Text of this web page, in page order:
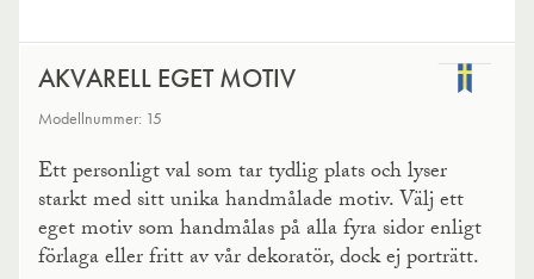
AKVARELL EGET MOTIV
Modellnummer: 15
Ett personligt val som tar tydlig plats och lyser
starkt med sitt unika handmålade motiv. Välj ett
eget motiv som handmålas på alla fyra sidor enligt
förlaga eller fritt av vår dekoratör, dock ej porträtt.